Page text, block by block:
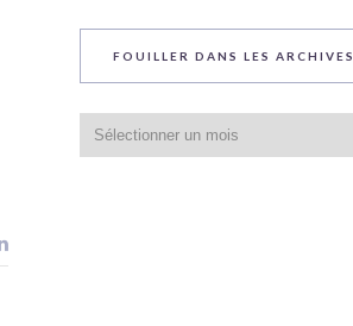
FOUILLER DANS LES ARCHIVES
dans
les